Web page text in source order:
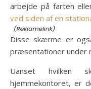
arbejde på farten
ved siden af en
Disse skærme er
præsentationer under
Uanset hvilken
hjemmekontoret, er